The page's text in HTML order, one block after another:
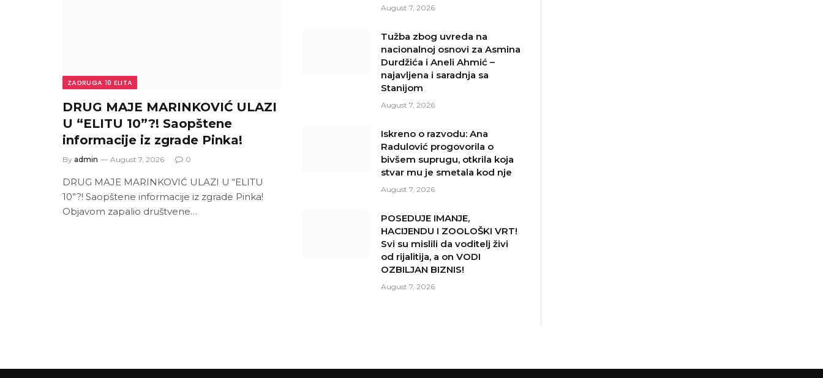
ZADRUGA 10 ELITA
DRUG MAJE MARINKOVIĆ ULAZI
U “ELITU 10”?! Saopštene
informacije iz zgrade Pinka!
By admin August 7, 2026 0
DRUG MAJE MARINKOVIĆ ULAZI U “ELITU
10”?! Saopštene informacije iz zgrade Pinka!
Objavom zapalio društvene…
August 7, 2026
Tužba zbog uvreda na
nacionalnoj osnovi za Asmina
Durdžića i Aneli Ahmić –
najavljena i saradnja sa
Stanijom
August 7, 2026
Iskreno o razvodu: Ana
Radulović progovorila o
bivšem suprugu, otkrila koja
stvar mu je smetala kod nje
August 7, 2026
POSEDUJE IMANJE,
HACIJENDU I ZOOLOŠKI VRT!
Svi su mislili da voditelj živi
od rijalitija, a on VODI
OZBILJAN BIZNIS!
August 7, 2026